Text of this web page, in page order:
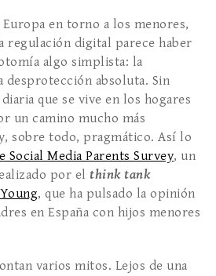
en torno a los menores,
regulación digital parece haber
algo simplista: la
absoluta. Sin
que se vive en los hogares
un camino mucho más
sobre todo, pragmático. Así lo
Social Media Parents Survey, un
por el think tank
, que ha pulsado la opinión
en España con hijos menores
varios mitos. Lejos de una